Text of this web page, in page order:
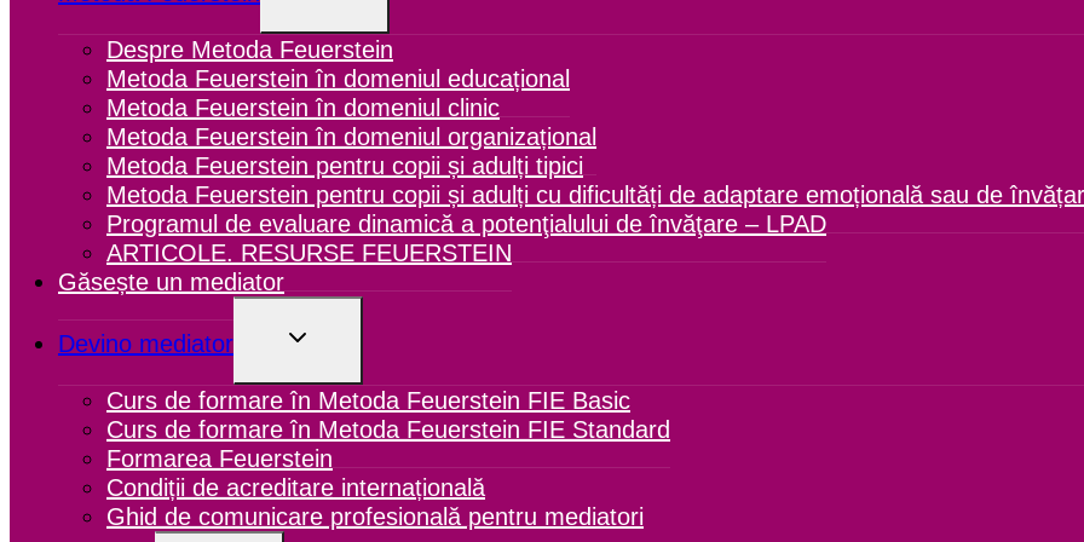
MENU
Despre Metoda Feuerstein
Metoda Feuerstein în domeniul educațional
Metoda Feuerstein în domeniul clinic
Metoda Feuerstein în domeniul organizațional
Metoda Feuerstein pentru copii și adulți tipici
Metoda Feuerstein pentru copii și adulți cu dificultăți de adaptare emoțională sau de
Programul de evaluare dinamică a potenţialului de învăţare – LPAD
ARTICOLE. RESURSE FEUERSTEIN
Găsește un mediator
Devino mediator
TOGGLE
MENU
Curs de formare în Metoda Feuerstein FIE Basic
Curs de formare în Metoda Feuerstein FIE Standard
Formarea Feuerstein
Condiții de acreditare internațională
Ghid de comunicare profesională pentru mediatori